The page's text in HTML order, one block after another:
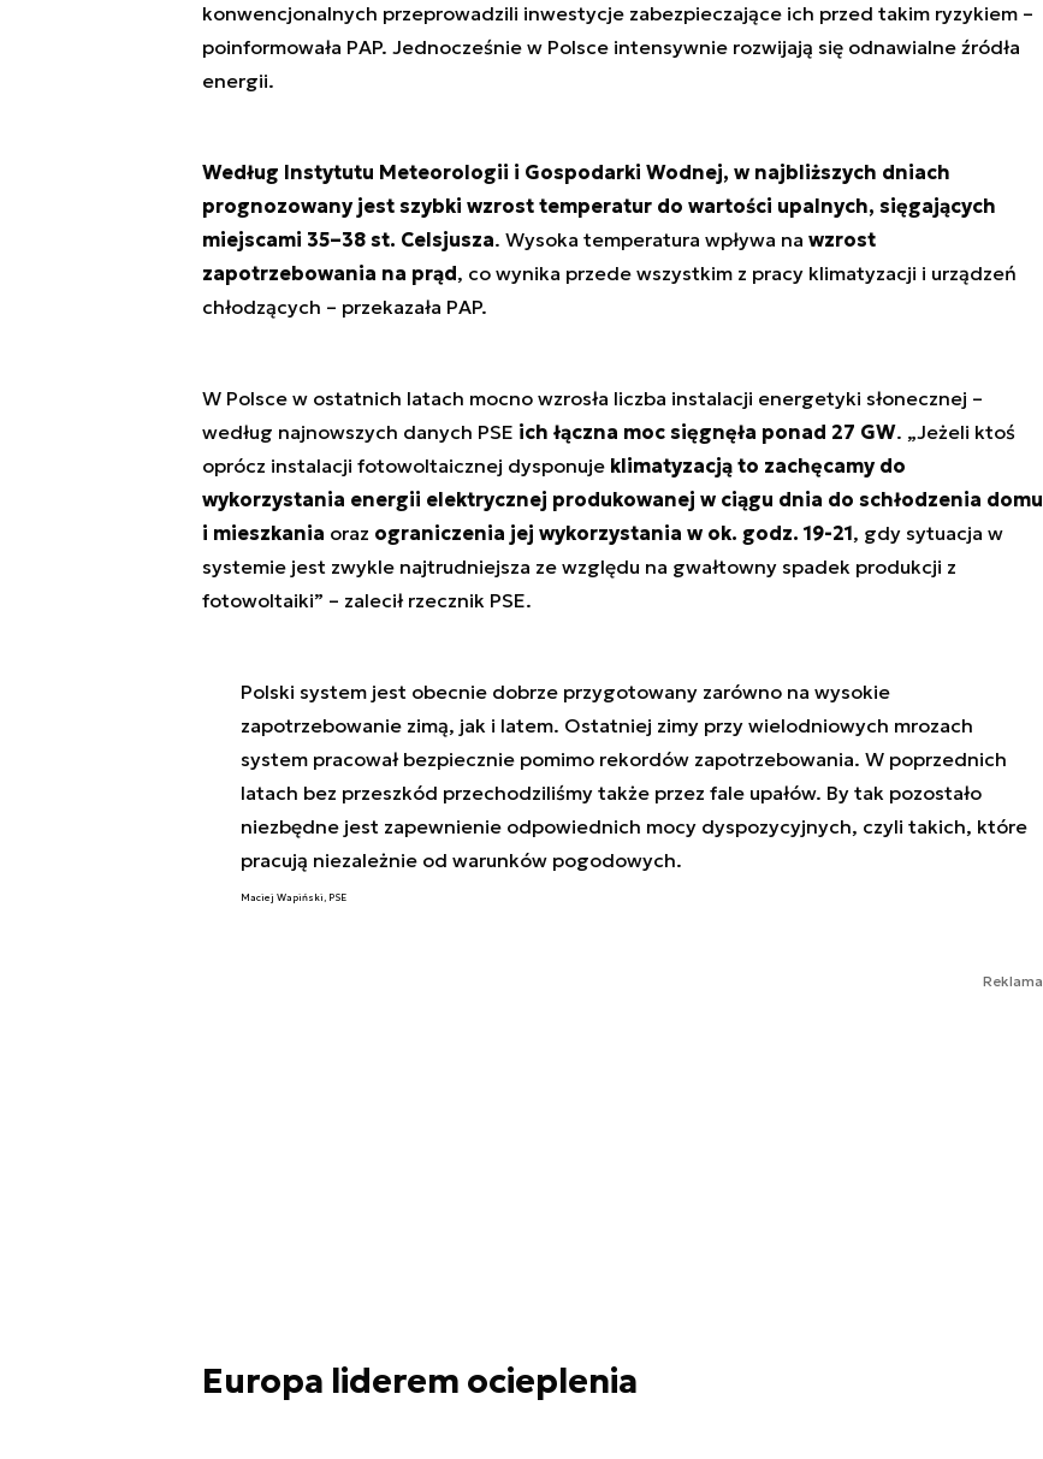
konwencjonalnych przeprowadzili inwestycje zabezpieczające ich przed takim ryzykiem –
poinformowała PAP. Jednocześnie w Polsce intensywnie rozwijają się odnawialne źródła
energii.
Według Instytutu Meteorologii i Gospodarki Wodnej, w najbliższych dniach
prognozowany jest szybki wzrost temperatur do wartości upalnych, sięgających
miejscami 35–38 st. Celsjusza. Wysoka temperatura wpływa na wzrost
zapotrzebowania na prąd, co wynika przede wszystkim z pracy klimatyzacji i urządzeń
chłodzących – przekazała PAP.
W Polsce w ostatnich latach mocno wzrosła liczba instalacji energetyki słonecznej –
według najnowszych danych PSE ich łączna moc sięgnęła ponad 27 GW. „Jeżeli ktoś
oprócz instalacji fotowoltaicznej dysponuje klimatyzacją to zachęcamy do
wykorzystania energii elektrycznej produkowanej w ciągu dnia do schłodzenia domu
i mieszkania oraz ograniczenia jej wykorzystania w ok. godz. 19-21, gdy sytuacja w
systemie jest zwykle najtrudniejsza ze względu na gwałtowny spadek produkcji z
fotowoltaiki” – zalecił rzecznik PSE.
Polski system jest obecnie dobrze przygotowany zarówno na wysokie
zapotrzebowanie zimą, jak i latem. Ostatniej zimy przy wielodniowych mrozach
system pracował bezpiecznie pomimo rekordów zapotrzebowania. W poprzednich
latach bez przeszkód przechodziliśmy także przez fale upałów. By tak pozostało
niezbędne jest zapewnienie odpowiednich mocy dyspozycyjnych, czyli takich, które
pracują niezależnie od warunków pogodowych.
Maciej Wapiński, PSE
Reklama
Europa liderem ocieplenia